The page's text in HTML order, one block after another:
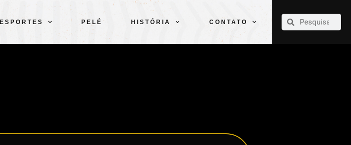
ESPORTES PELÉ HISTÓRIA CONTATO
CLUBE